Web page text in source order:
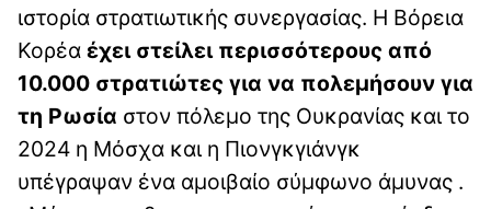
ιστορία στρατιωτικής συνεργασίας. Η Βόρεια
Κορέα έχει στείλει περισσότερους από
10.000 στρατιώτες για να πολεμήσουν για
τη Ρωσία στον πόλεμο της Ουκρανίας και το
2024 η Μόσχα και η Πιονγκγιάνγκ
υπέγραψαν ένα αμοιβαίο σύμφωνο άμυνας .